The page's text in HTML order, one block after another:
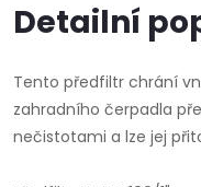
Detailní
Tento předfiltr chrání
zahradního čerpadla
nečistotami a lze jej